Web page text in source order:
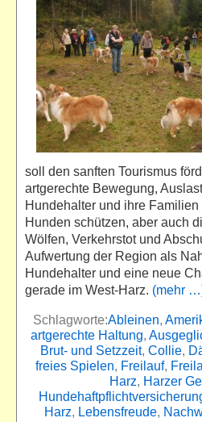
soll den sanften Tourismus
artgerechte Bewegung,
Hundehalter und ihre
Hunden schützen, aber auch
Wölfen, Verkehrstot und
Aufwertung der Region als
Hundehalter und eine neue
gerade im West-Harz. (mehr
Schlagworte:Ableinen,
artgerechte Haltung,
Brut- und Setzzeit, Collie,
freies Spielen, Freilauf,
Harz, Harzer
Harz, Lebensfreude,